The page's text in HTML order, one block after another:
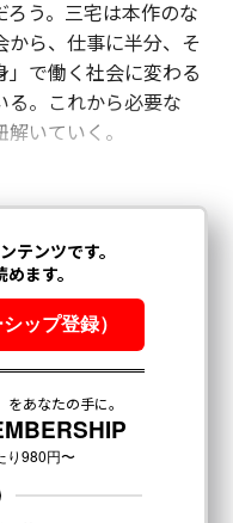
う。三宅は本作のな
から、仕事に半分、そ
で働く社会に変わる
る。これから必要な
いていく。